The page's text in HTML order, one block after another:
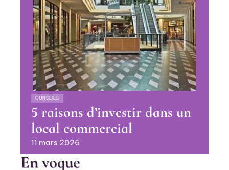
CONSEILS
5 raisons d’investir dans un
local commercial
11 mars 2026
En vogue